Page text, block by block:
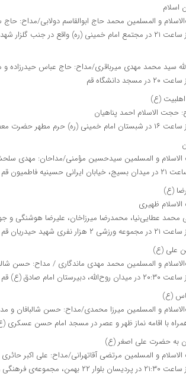
اسلام
و المسلمین محمد حاج ابوالقاسم دولابی/مداح: حاج
شهدای علی بن جعفر (ع) قم
سید محمد مهدی میرباقری/مداح: حاج عباس حیدرزاده و
دانشگاه قم
(ع)
حجت الاسلام احمد پناهیان
حضرت معصومه (س)
و المسلمین سیدحسین مؤمنی/مداحان: مهدی
فاطمیون قم
(ع)
ظهیری
محمد عطایی‌نیا، محمدرضا میرزاخان، علیرضا هوشنگی و
شهید حیدریان قم
علی (ع)
و المسلمین محمد مهدی ماندگاری / مداح: حسن
امام صادق (ع) قم
(ع)
و المسلمین میرزا محمدی/مداح: حسن شالبافان و
با اقامه نماز ظهر و عصر در مسجد امام حسن عسکری (ع)
به حضرت علی اصغر (ع)
و المسلمین مرتضی آقاتهرانی/مداح: علی اکبر حائری
ورزشی خانه مهندس